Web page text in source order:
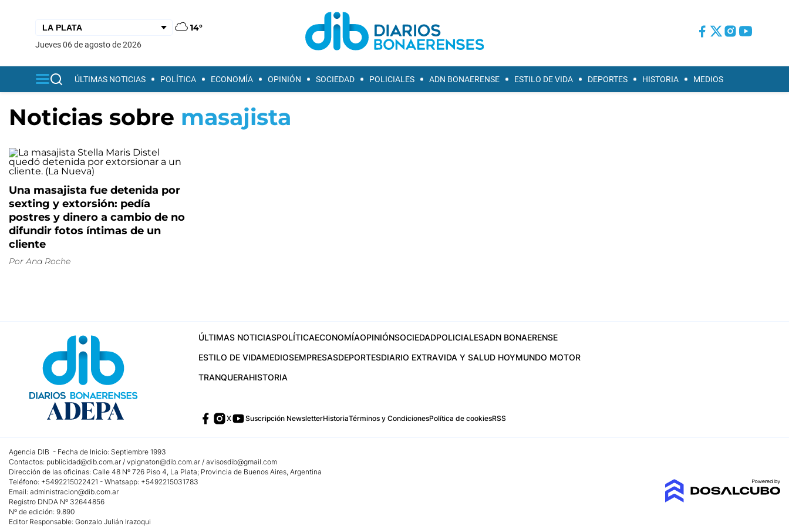
14°
jueves 06 de agosto de 2026
ÚLTIMAS NOTICIAS POLÍTICA ECONOMÍA OPINIÓN SOCIEDAD POLICIALES ADN BONAERENSE ESTILO DE VIDA DEPORTES HISTORIA MEDIOS
Noticias sobre masajista
Una masajista fue detenida por
sexting y extorsión: pedía
postres y dinero a cambio de no
difundir fotos íntimas de un
cliente
Por Ana Roche
ÚLTIMAS NOTICIASPOLÍTICAECONOMÍAOPINIÓNSOCIEDADPOLICIALESADN BONAERENSE
ESTILO DE VIDAMEDIOSEMPRESASDEPORTESDIARIO EXTRAVIDA Y SALUD HOYMUNDO MOTOR
TRANQUERAHISTORIA
X Suscripción NewsletterHistoriaTérminos y CondicionesPolítica de cookiesRSS
Agencia DIB - Fecha de Inicio: Septiembre 1993
Contactos: publicidad@dib.com.ar / vpignaton@dib.com.ar / avisosdib@gmail.com
Dirección de las oficinas: Calle 48 Nº 726 Piso 4, La Plata; Provincia de Buenos Aires, Argentina
Teléfono: +5492215022421 - Whatsapp: +5492215031783
Email: administracion@dib.com.ar
Registro DNDA Nº 32644856
Nº de edición: 9.890
Editor Responsable: Gonzalo Julián Irazoqui